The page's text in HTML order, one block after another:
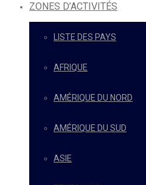
ZONES D’ACTIVITÉS
LISTE DES PAYS
AFRIQUE
AMÉRIQUE DU NORD
AMÉRIQUE DU SUD
ASIE